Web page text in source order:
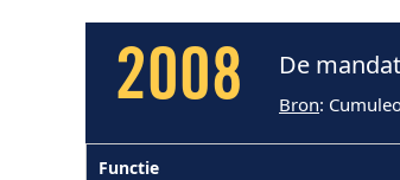
2008 De
Bron:
Functie